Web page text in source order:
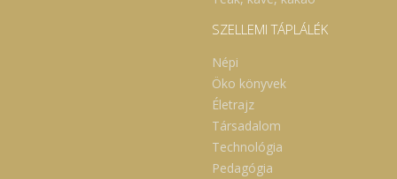
SZELLEMI TÁPLÁLÉK
Népi
Öko könyvek
Életrajz
Társadalom
Technológia
Pedagógia